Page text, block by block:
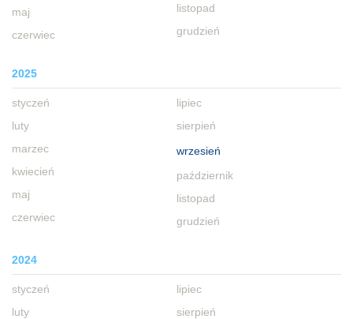
maj
czerwiec
listopad
grudzień
2025
styczeń
luty
marzec
kwiecień
maj
czerwiec
lipiec
sierpień
wrzesień
październik
listopad
grudzień
2024
styczeń
luty
lipiec
sierpień